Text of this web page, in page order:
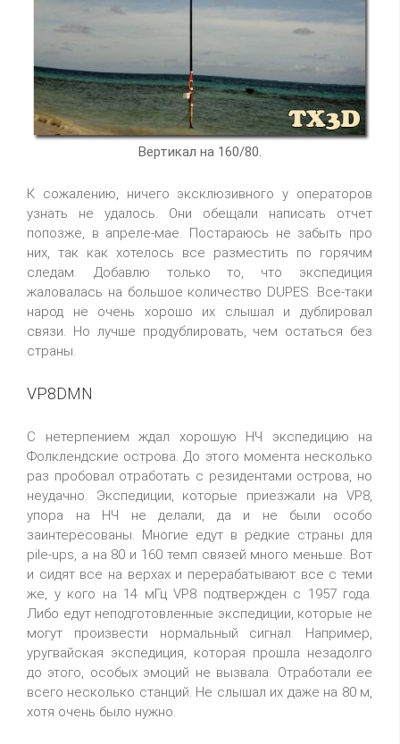
Вертикал на 160/80.
К сожалению, ничего эксклюзивного у операторов
узнать не удалось. Они обещали написать отчет
попозже, в апреле-мае. Постараюсь не забыть про
них, так как хотелось все разместить по горячим
следам. Добавлю только то, что экспедиция
жаловалась на большое количество DUPES. Все-таки
народ не очень хорошо их слышал и дублировал
связи. Но лучше продублировать, чем остаться без
страны.
VP8DMN
С нетерпением ждал хорошую НЧ экспедицию на
Фолклендские острова. До этого момента несколько
раз пробовал отработать с резидентами острова, но
неудачно. Экспедиции, которые приезжали на VP8,
упора на НЧ не делали, да и не были особо
заинтересованы. Многие едут в редкие страны для
pile-ups, а на 80 и 160 темп связей много меньше. Вот
и сидят все на верхах и перерабатывают все с теми
же, у кого на 14 мГц VP8 подтвержден с 1957 года.
Либо едут неподготовленные экспедиции, которые не
могут произвести нормальный сигнал. Например,
уругвайская экспедиция, которая прошла незадолго
до этого, особых эмоций не вызвала. Отработали ее
всего несколько станций. Не слышал их даже на 80 м,
хотя очень было нужно.